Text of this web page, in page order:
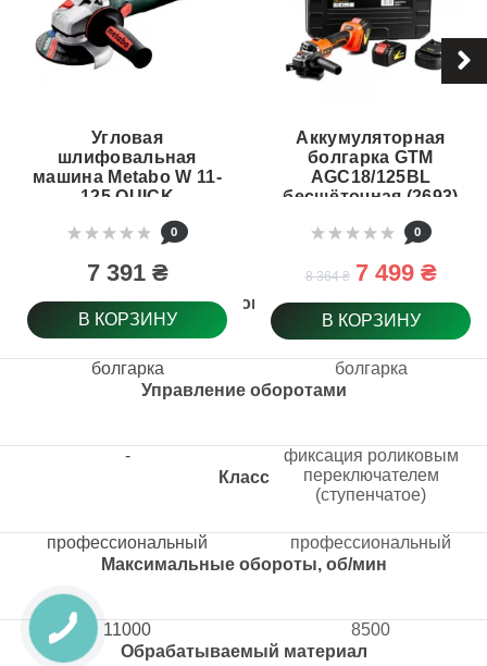
Тип товара
Управление оборотами
Класс
Максимальные обороты, об/мин
Обрабатываемый материал
Угловая
шлифовальная
машина Metabo W 11-
125 QUICK
(603623000)
0
7 391 ₴
В КОРЗИНУ
болгарка
-
профессиональный
11000
Аккумуляторная
болгарка GTM
AGC18/125BL
бесщёточная (2693)
0
8 364 ₴ 7 499 ₴
В КОРЗИНУ
болгарка
фиксация роликовым
переключателем
(ступенчатое)
профессиональный
8500